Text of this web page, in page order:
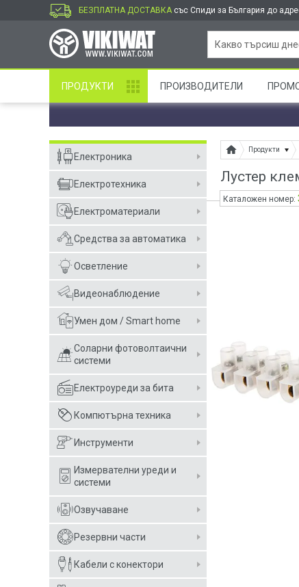
БЕЗПЛАТНА ДОСТАВКА със Спиди за България до
ПРОДУКТИ ПРОИЗВОДИТЕЛИ
Електроника
Електротехника
Електроматериали
Средства за автоматика
Осветление
Видеонаблюдение
Умен дом / Smart home
Соларни фотоволтаични
системи
Електроуреди за бита
Компютърна техника
Инструменти
Измервателни уреди и
системи
Озвучаване
Резервни части
Кабели с конектори
Продукти
Лустер
Каталожен номер: